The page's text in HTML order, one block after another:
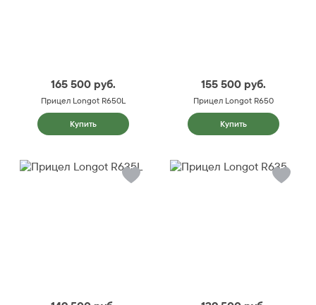
165 500 руб.
Прицел Longot R650L
Купить
155 500 руб.
Прицел Longot R650
Купить